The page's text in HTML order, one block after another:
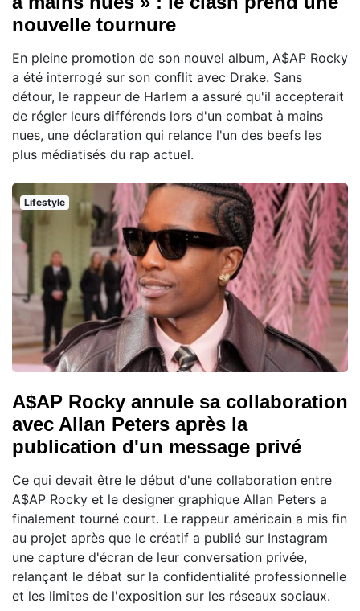
nouvelle tournure
En pleine promotion de son nouvel album, A$AP Rocky
a été interrogé sur son conflit avec Drake. Sans
détour, le rappeur de Harlem a assuré qu'il accepterait
de régler leurs différends lors d'un combat à mains
nues, une déclaration qui relance l'un des beefs les
plus médiatisés du rap actuel.
Lifestyle
A$AP Rocky annule sa collaboration
avec Allan Peters après la
publication d'un message privé
Ce qui devait être le début d'une collaboration entre
A$AP Rocky et le designer graphique Allan Peters a
finalement tourné court. Le rappeur américain a mis fin
au projet après que le créatif a publié sur Instagram
une capture d'écran de leur conversation privée,
relançant le débat sur la confidentialité professionnelle
et les limites de l'exposition sur les réseaux sociaux.